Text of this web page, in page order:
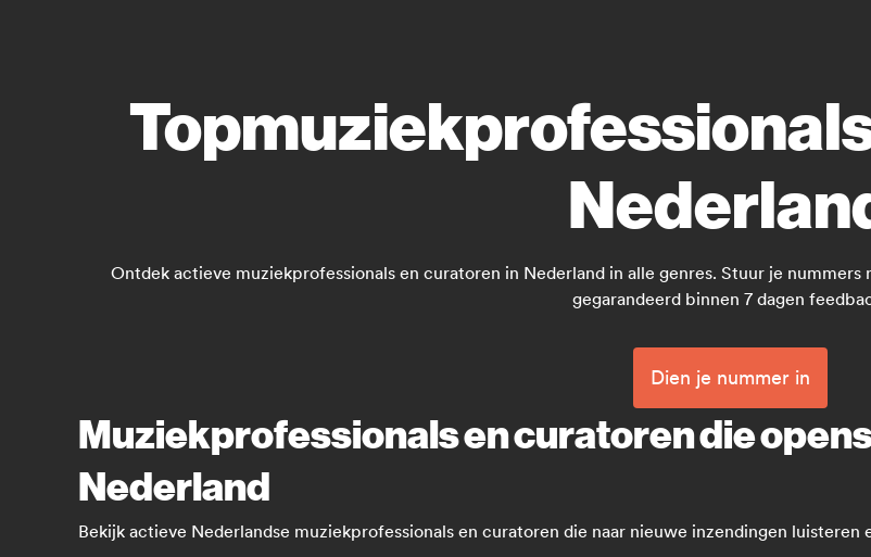
Ontdek actieve muziekprofessionals en curatoren in Nederland in alle genres. Stuur je
gegarandeerd binnen 7 dagen
Dien je nummer in
Muziekprofessionals en curatoren die
Nederland
Bekijk actieve Nederlandse muziekprofessionals en curatoren die naar nieuwe inzendingen